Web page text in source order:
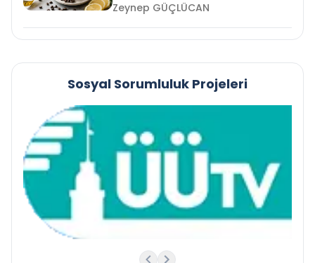
Zeynep GÜÇLÜCAN
Sosyal Sorumluluk Projeleri